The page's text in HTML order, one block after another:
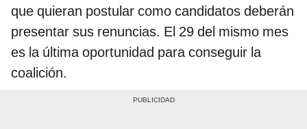
que quieran postular como candidatos deberán
presentar sus renuncias. El 29 del mismo mes
es la última oportunidad para conseguir la
coalición.